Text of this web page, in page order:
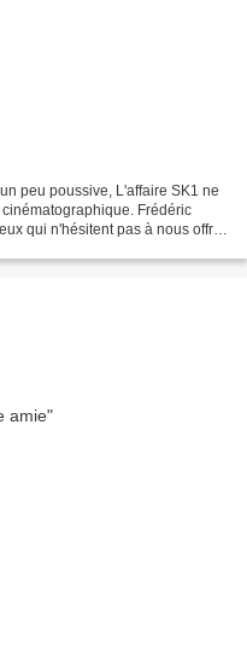
peu poussive, L'affaire SK1 ne
Frédéric
qui n'hésitent pas à nous offrir